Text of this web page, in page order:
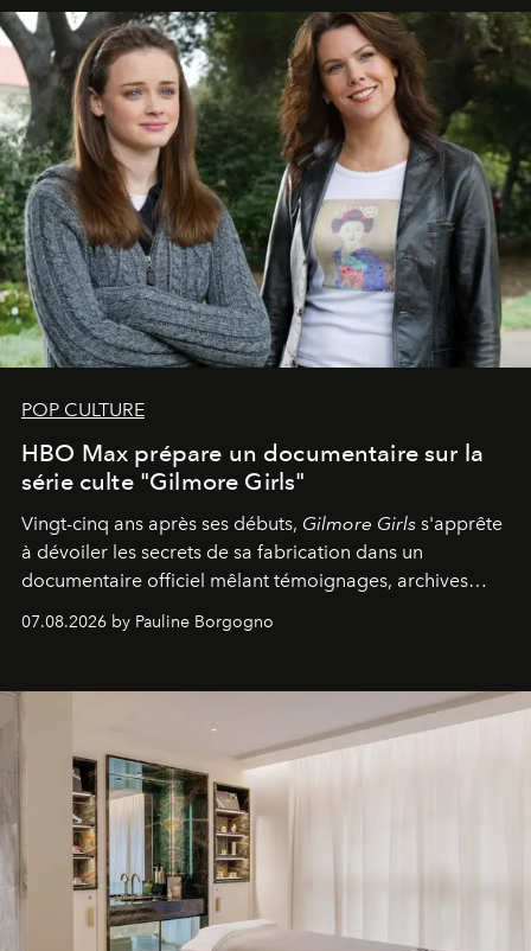
POP CULTURE
HBO Max prépare un documentaire sur la
série culte "Gilmore Girls"
Vingt-cinq ans après ses débuts, Gilmore Girls s'apprête
à dévoiler les secrets de sa fabrication dans un
documentaire officiel mêlant témoignages, archives
inédites et plongée dans les coulisses d'un phénomène
générationnel.
07.08.2026 by Pauline Borgogno